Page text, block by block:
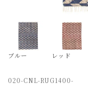
ブルー レッド
020-CNL-RUG1400-